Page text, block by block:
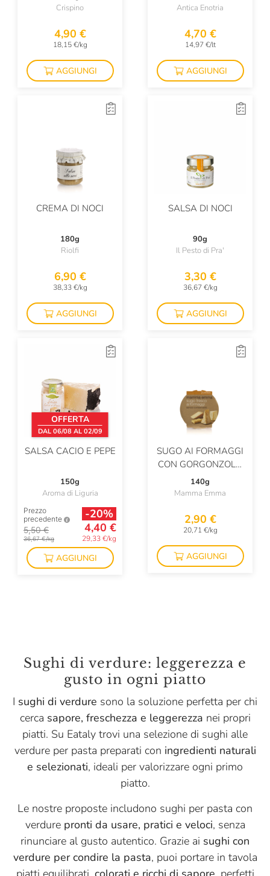
Crispino
4,90 €
18,15 €/kg
AGGIUNGI
Antica Enotria
4,70 €
14,97 €/lt
AGGIUNGI
CREMA DI NOCI
180g
Riolfi
6,90 €
38,33 €/kg
AGGIUNGI
SALSA DI NOCI
90g
Il Pesto di Pra'
3,30 €
36,67 €/kg
AGGIUNGI
OFFERTA
DAL 06/08 AL 02/09
SALSA CACIO E PEPE
150g
Aroma di Liguria
Prezzo
precedente
5,50 €
36,67 €/kg
-20%
4,40 €
29,33 €/kg
AGGIUNGI
SUGO AI FORMAGGI
CON GORGONZOLA
DOP E GRANA
PADANO DOP
140g
Mamma Emma
2,90 €
20,71 €/kg
AGGIUNGI
Sughi di verdure: leggerezza e
gusto in ogni piatto
I sughi di verdure sono la soluzione perfetta per chi
cerca sapore, freschezza e leggerezza nei propri
piatti. Su Eataly trovi una selezione di sughi alle
verdure per pasta preparati con ingredienti naturali
e selezionati, ideali per valorizzare ogni primo
piatto.
Le nostre proposte includono sughi per pasta con
verdure pronti da usare, pratici e veloci, senza
rinunciare al gusto autentico. Grazie ai sughi con
verdure per condire la pasta, puoi portare in tavola